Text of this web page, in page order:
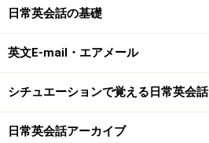
日常英会話の基礎
英文E-mail・エアメール
シチュエーションで覚える日常英会話
日常英会話アーカイブ